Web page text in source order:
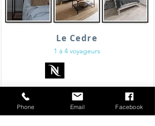
Le Cedre
1 à 4 voyageurs
Découvrez cet appartement calme et design situé
Phone Email Facebook